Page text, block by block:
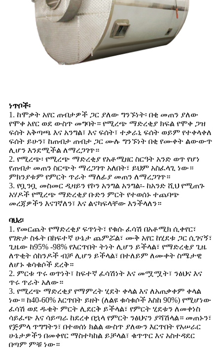
ነጥቦች፡
1. ከሞቃት አየር ጠብታዎች ጋር ያለው ግንኙነት፡ በቂ መጠን ያለው
የሞቀ አየር ወደ ውስጥ መግባት። የሚረጭ ማድረቂያ ክፍል የሞቀ ጋዝ
ፍሰት አቅጣጫ እና አንግል፣ እና ፍሰት፣ ተቃራኒ ፍሰት ወይም የተቀላቀለ
ፍሰት ይሁን፣ ከጠብታ ጠብታ ጋር ሙሉ ግንኙነት በቂ የሙቀት ልውውጥ
ሊሆን እንደሚችል ለማረጋገጥ።
2. የሚረጭ፡ የሚረጭ ማድረቂያ የአቶሚዘር ስርዓት አንድ ወጥ የሆነ
የጠብታ መጠን ስርጭት ማረጋገጥ አለበት፣ ይህም አስፈላጊ ነው።
ምክንያቱም የምርት ጥራት ማለፊያ መጠን ለማረጋገጥ።
3. የቧንቧ መስመር ዲዛይን የኮን አንግል አንግል፡- ከአንድ ሺህ የሚጠጉ
አሃዶች የሚረጭ ማድረቂያ ቡድን ምርት የተወሰኑ ተጨባጭ
መረጃዎችን እናገኛለን፣ እና ልናካፍላቸው እንችላለን።
ባህሪ፡
1. የመርጨት የማድረቂያ ፍጥነት፣ የቁሱ ፈሳሽ በአቶሚክ ሲቀየር፣
የገጽታ ስፋት በከፍተኛ ሁኔታ ጨምሯል፣ ሙቅ አየር ከሂደቱ ጋር ሲገናኝ፣
ጊዜው ከ95% -98% የእርጥበት ትነት ሊሆን ይችላል፣ የማድረቂያ ጊዜ
ለጥቂት ሰከንዶች ብቻ ሊሆን ይችላል፣ በተለይም ለሙቀት ስሜታዊ
ለሆኑ ቁሳቁሶች ደረቅ።
2. ምርቱ ጥሩ ወጥነት፣ ከፍተኛ ፈሳሽነት እና መሟሟት፣ ንፅህና እና
ጥሩ ጥራት አለው።
3. የሚረጭ ማድረቂያ የማምረት ሂደት ቀላል እና ለአጠቃቀም ቀላል
ነው። ከ40-60% እርጥበት ይዘት (ለልዩ ቁሳቁሶች እስከ 90%) የሚሆነው
ፈሳሽ ወደ ዱቄት ምርት ሊደርቅ ይችላል፣ የምርት ሂደቱን ለመቀነስ
ሳይፈጭ እና ሳይጣራ ከደረቀ በኋላ የምርት ንፅህናን ያሻሽላል። መጠኑን፣
የጅምላ ጥግግትን፣ በተወሰነ ክልል ውስጥ ያለውን እርጥበት የአሠራር
ሁኔታዎችን በመቀየር ማስተካከል ይቻላል፣ ቁጥጥር እና አስተዳደር
በጣም ምቹ ነው።